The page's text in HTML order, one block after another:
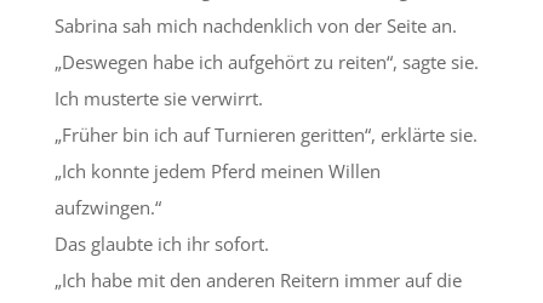
Sabrina sah mich nachdenklich von der Seite an.
„Deswegen habe ich aufgehört zu reiten“, sagte sie.
Ich musterte sie verwirrt.
„Früher bin ich auf Turnieren geritten“, erklärte sie.
„Ich konnte jedem Pferd meinen Willen
aufzwingen.“
Das glaubte ich ihr sofort.
„Ich habe mit den anderen Reitern immer auf die